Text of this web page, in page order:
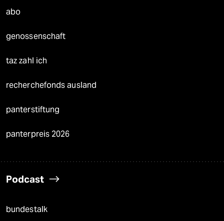
abo
genossenschaft
taz zahl ich
recherchefonds ausland
panterstiftung
panterpreis 2026
Podcast
bundestalk